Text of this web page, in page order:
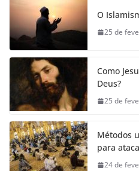
O
25 de
Como
Deus?
25 de
Métodos
para
24 de